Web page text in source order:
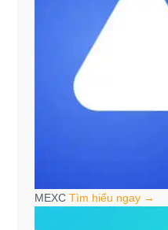
MEXC Tìm hiểu ngay →